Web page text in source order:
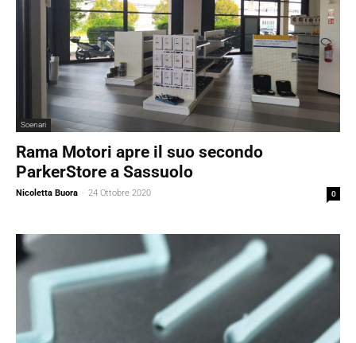
Scenari
Rama Motori apre il suo secondo
ParkerStore a Sassuolo
Nicoletta Buora - 24 Ottobre 2020 0